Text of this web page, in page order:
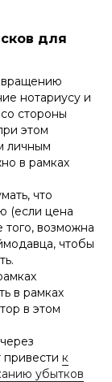
для
нотариусу и
стороны
этом
личным
в рамках
что
(если цена
возможна
чтобы
в рамках
в этом
привести к
убытков